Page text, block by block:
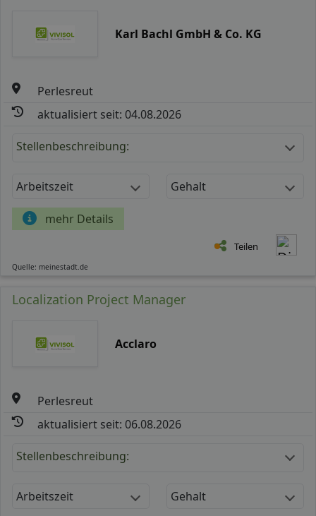
Karl Bachl GmbH & Co. KG
Perlesreut
aktualisiert seit: 04.08.2026
Stellenbeschreibung:
Arbeitszeit Gehalt
mehr Details
Teilen
Quelle: meinestadt.de
Localization Project Manager
Acclaro
Perlesreut
aktualisiert seit: 06.08.2026
Stellenbeschreibung:
Arbeitszeit Gehalt